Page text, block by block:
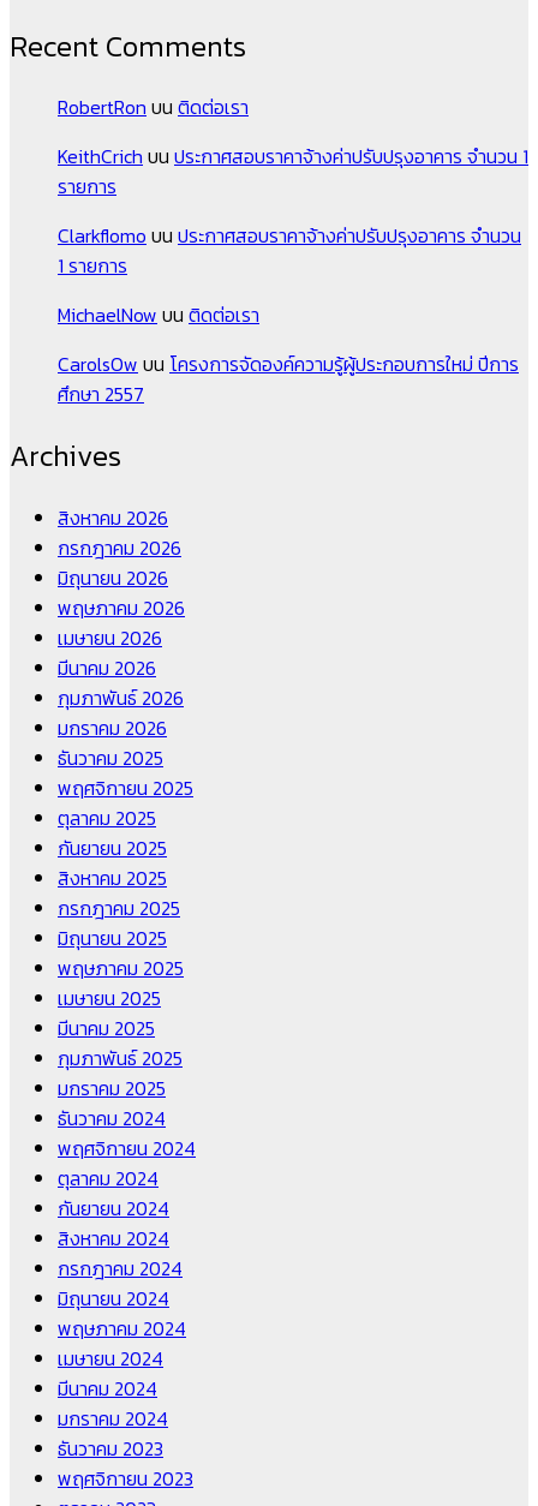
Recent Comments
RobertRon บน ติดต่อเรา
KeithCrich บน ประกาศสอบราคาจ้างค่าปรับปรุงอาคาร จำนวน 1
รายการ
Clarkflomo บน ประกาศสอบราคาจ้างค่าปรับปรุงอาคาร จำนวน
1 รายการ
MichaelNow บน ติดต่อเรา
CarolsOw บน โครงการจัดองค์ความรู้ผู้ประกอบการใหม่ ปีการ
ศึกษา 2557
Archives
สิงหาคม 2026
กรกฎาคม 2026
มิถุนายน 2026
พฤษภาคม 2026
เมษายน 2026
มีนาคม 2026
กุมภาพันธ์ 2026
มกราคม 2026
ธันวาคม 2025
พฤศจิกายน 2025
ตุลาคม 2025
กันยายน 2025
สิงหาคม 2025
กรกฎาคม 2025
มิถุนายน 2025
พฤษภาคม 2025
เมษายน 2025
มีนาคม 2025
กุมภาพันธ์ 2025
มกราคม 2025
ธันวาคม 2024
พฤศจิกายน 2024
ตุลาคม 2024
กันยายน 2024
สิงหาคม 2024
กรกฎาคม 2024
มิถุนายน 2024
พฤษภาคม 2024
เมษายน 2024
มีนาคม 2024
มกราคม 2024
ธันวาคม 2023
พฤศจิกายน 2023